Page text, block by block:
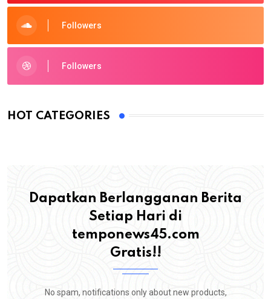
Followers
Followers
HOT CATEGORIES
Dapatkan Berlangganan Berita
Setiap Hari di
temponews45.com
Gratis!!
No spam, notifications only about new products,